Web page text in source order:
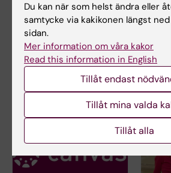
Helen Ågren
Studievägledare
Telefon:
+46852483920
E-post:
helen.agren@ki.se
Du kan när som helst ändra eller
samtycke via kakikonen längst
sidan.
Mer information om våra kakor
Read this information in English
Tillåt endast
Tillåt mina valda
Tillåt alla